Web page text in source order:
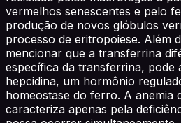
vermelhos senescentes e pelo
produção de novos glóbulos
processo de eritropoiese. Além
mencionar que a transferrina
específica da transferrina, pode
hepcidina, um hormônio
homeostase do ferro. A anemia
caracteriza apenas pela